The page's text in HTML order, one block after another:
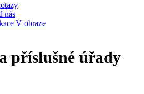
nás
V obraze
příslušné úřady